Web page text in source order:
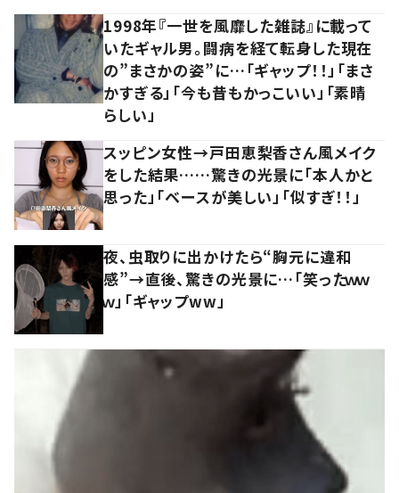
1998年『一世を風靡した雑誌』に載って
いたギャル男。闘病を経て転身した現在
の”まさかの姿”に…「ギャップ！！」「まさ
かすぎる」「今も昔もかっこいい」「素晴
らしい」
スッピン女性→戸田恵梨香さん風メイク
をした結果……驚きの光景に「本人かと
思った」「ベースが美しい」「似すぎ！！」
夜、虫取りに出かけたら“胸元に違和
感”→直後、驚きの光景に…「笑ったｗｗ
ｗ」「ギャップww」